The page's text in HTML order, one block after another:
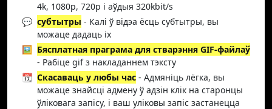
4k, 1080p, 720p і аўдыя 320kbit/s
💬 субтытры - Калі ў відэа ёсць субтытры, вы
можаце дадаць іх
🖼️ Бясплатная праграма для стварэння GIF-файлаў
- Рабіце gif з накладаннем тэксту
📆 Скасаваць у любы час - Адмяніць лёгка, вы
можаце знайсці адмену ў адзін клік на старонцы
ўліковага запісу, і ваш уліковы запіс застанецца